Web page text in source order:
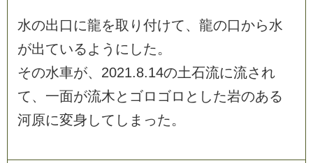
水の出 口 に龍を取 り 付けて、 龍の口から水
が出ている よ う に した。
その水車が、 2021.8.14の土石流に流さ れ
て、 一面が流木と ゴロ ゴロ と した岩のある
河原に変身 して し ま った。